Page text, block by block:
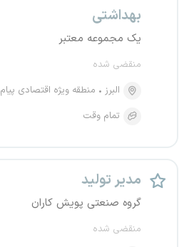
بهداشتی
یک مجموعه معتبر
منقضی شده
البرز
منطقه ویژه اقتصادی پیام
تمام وقت
مدیر تولید
گروه صنعتی پویش کاران
منقضی شده